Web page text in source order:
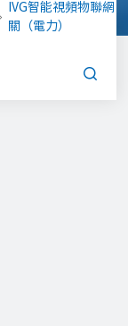
IVG智能視頻物聯網
關（電力）